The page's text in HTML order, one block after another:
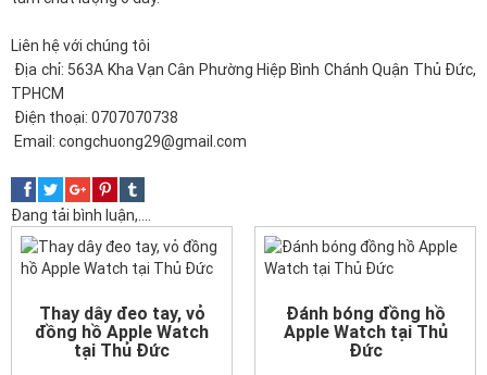
Liên hệ với chúng tôi
Địa chỉ: 563A Kha Vạn Cân Phường Hiệp Bình Chánh Quận Thủ Đức,
TPHCM
Điện thoại: 0707070738
Email: congchuong29@gmail.com
Đang tải bình luận,....
Thay dây đeo tay, vỏ
đồng hồ Apple Watch
tại Thủ Đức
Đánh bóng đồng hồ
Apple Watch tại Thủ
Đức